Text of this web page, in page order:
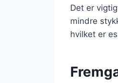
Det er
mindre
hvilket er